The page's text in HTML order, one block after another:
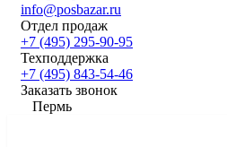
info@posbazar.ru
Отдел продаж
+7 (495) 295-90-95
Техподдержка
+7 (495) 843-54-46
Заказать звонок
Пермь